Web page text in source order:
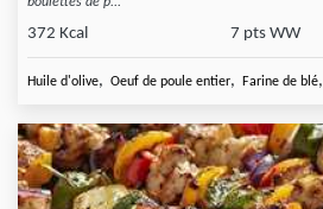
372 Kcal 7 pts WW
Huile d'olive, Oeuf de poule entier, Farine de blé,